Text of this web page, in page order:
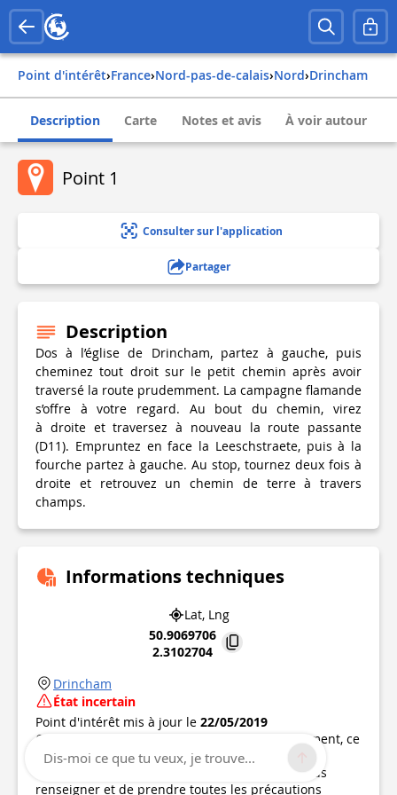
Point d'intérêt› france› nord-pas-de-calais› nord› drincham
Description Carte Notes et avis À voir autour
Point 1
Consulter sur l'application
Partager
Description
Dos à l’église de Drincham, partez à gauche, puis
cheminez tout droit sur le petit chemin après avoir
traversé la route prudemment. La campagne flamande
s’offre à votre regard. Au bout du chemin, virez
à droite et traversez à nouveau la route passante
(D11). Empruntez en face la Leeschstraete, puis à la
fourche partez à gauche. Au stop, tournez deux fois à
droite et retrouvez un chemin de terre à travers
champs.
Informations techniques
Lat, Lng
50.9069706
2.3102704
Drincham
État incertain
Point d'intérêt mis à jour le 22/05/2019
Ce point d’intérêt n'a pas été mis à jour récemment, ce
qui pourrait compromettre la fiabilité de ces
informations. Nous vous recommandons de vous
renseigner et de prendre toutes les précautions
Dis-moi ce que tu veux, je trouve...